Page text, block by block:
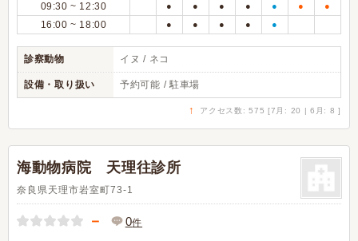
09:30 ~ 12:30
● ● ● ● ● ● ●
16:00 ~ 18:00 ● ● ● ● ●
診察動物 イヌ / ネコ
設備・取り扱い 予約可能 / 駐車場
↑ アクセス数: 575 [7月: 20 | 6月: 8 ]
海動物病院 天理往診所
奈良県天理市岩室町73-1
－ 0件